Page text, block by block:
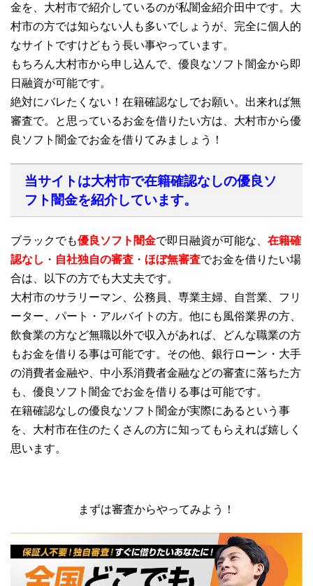
金を、大村市で紹介しているのが私闇金紹介田中です。大
村市の方では知らない人も多いでしょうが、完全に個人的
なサイトですけどもう長い事やっています。
もちろん大村市から申し込んで、優良なソフト闇金から即
日融資が可能です。
絶対にバレたくない！在籍確認なしでお願い。出来れば無
審査で。と思っているお金を借りたい方は、大村市から優
良ソフト闇金でお金を借りてみましょう！
当サイトは大村市で在籍確認なしの優良ソ
フト闇金を紹介しています。
ブラックでも優良ソフト闇金で即日融資が可能な、 在籍確
認なし ・ 自社独自の審査 ・ ほぼ無審査でお金を借りたい場
合は、以下の方でも大丈夫です。
大村市のサラリーマン、公務員、専業主婦、自営業、フリ
ーター、パート・アルバイトの方。他にも風俗業界の方、
飲食業の方など無職以外で収入があれば、どんな職業の方
もお金を借りる事は可能です。その他、銀行ローン・大手
の消費者金融や、中小系消費者金融などの審査に落ちた方
も、優良ソフト闇金でお金を借りる事は可能です。
在籍確認なしの優良なソフト闇金が実際にあるという事
を、大村市在住のたくさんの方に知ってもらえれば嬉しく
思います。
まずは審査からやってみよう！